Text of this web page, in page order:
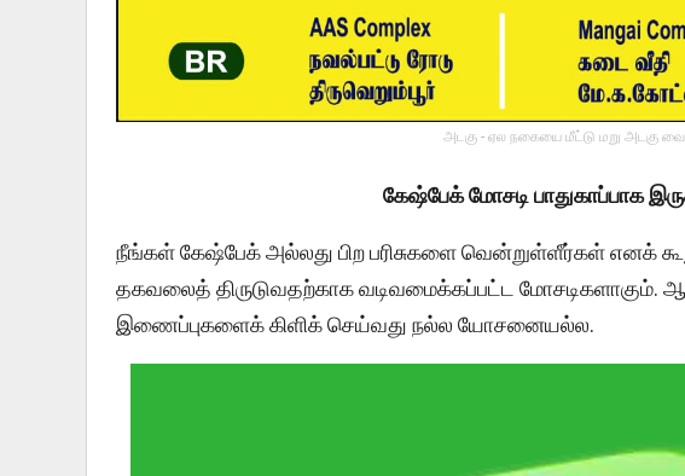
அடகு - ஏல நகையை மீட்டு மறு அடகு
கேஷ்பேக் மோசடி பாதுகாப்பாக
நீங்கள் கேஷ்பேக் அல்லது பிற பரிசுகளை வென்றுள்ளீர்கள் எனக்
தகவலைத் திருடுவதற்காக வடிவமைக்கப்பட்ட மோசடிகளாகும்.
இணைப்புகளைக் கிளிக் செய்வது நல்ல யோசனையல்ல.